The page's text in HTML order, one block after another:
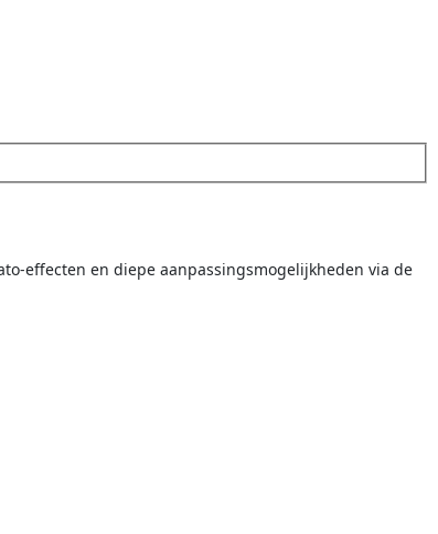
effecten en diepe aanpassingsmogelijkheden via de